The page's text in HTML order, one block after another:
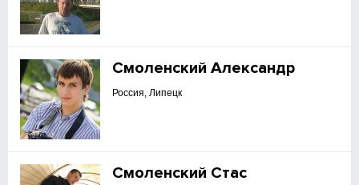
Смоленский Александр
Россия, Липецк
Смоленский Стас